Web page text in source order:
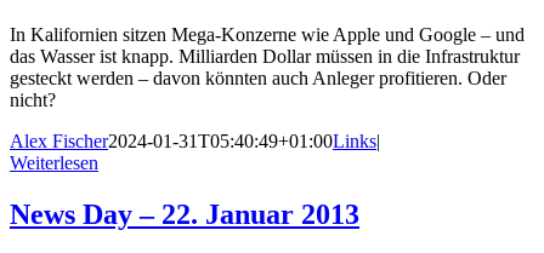
In Kalifornien sitzen Mega-Konzerne wie Apple und Google – und
das Wasser ist knapp. Milliarden Dollar müssen in die Infrastruktur
gesteckt werden – davon könnten auch Anleger profitieren. Oder
nicht?
Alex Fischer2024-01-31T05:40:49+01:00Links|
Weiterlesen
News Day – 22. Januar 2013